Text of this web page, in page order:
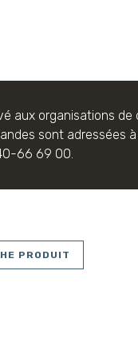
aux organisations
sont adressées
66 69 00.
PRODUIT